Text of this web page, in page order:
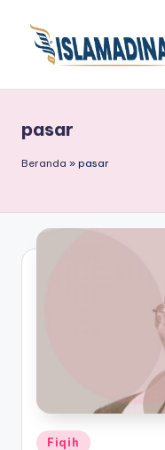
pasar
Beranda » pasar
Posted
Fiqih